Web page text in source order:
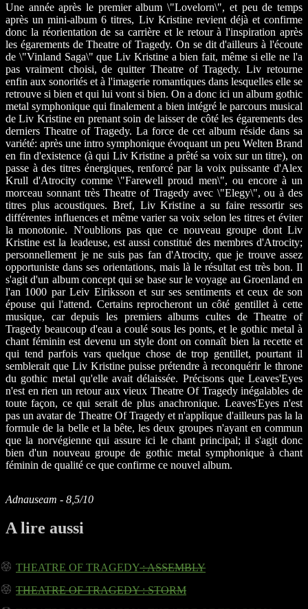
Une année après le premier album \"Lovelorn\", et peu de temps
après un mini-album 6 titres, Liv Kristine revient déjà et confirme
donc la réorientation de sa carrière et le retour à l'inspiration après
les égarements de Theatre of Tragedy. On se dit d'ailleurs à l'écoute
de \"Vinland Saga\" que Liv Kristine a bien fait, même si elle ne l'a
pas vraiment choisi, de quitter Theatre of Tragedy. Liv retourne
enfin aux sonorités et à l'imagerie romantiques dans lesquelles elle se
retrouve si bien et qui lui vont si bien. On a donc ici un album gothic
metal symphonique qui finalement a bien intégré le parcours musical
de Liv Kristine en prenant soin de laisser de côté les égarements des
derniers Theatre of Tragedy. La force de cet album réside dans sa
variété: après une intro symphonique évoquant un peu Welten Brand
en fin d'existence (à qui Liv Kristine a prêté sa voix sur un titre), on
passe à des titres énergiques, renforcé par la voix puissante d'Alex
Krull d'Atrocity comme \"Farewell proud men\", ou encore à un
morceau sonnant très Theatre of Tragedy avec \"Elegy\", ou à des
titres plus acoustiques. Bref, Liv Kristine a su faire ressortir ses
différentes influences et même varier sa voix selon les titres et éviter
la monotonie. N'oublions pas que ce nouveau groupe dont Liv
Kristine est la leadeuse, est aussi constitué des membres d'Atrocity;
personnellement je ne suis pas fan d'Atrocity, que je trouve assez
opportuniste dans ses orientations, mais là le résultat est très bon. Il
s'agit d'un album concept qui se base sur le voyage au Groenland en
l'an 1000 par Leiv Eiriksson et sur ses sentiments et ceux de son
épouse qui l'attend. Certains reprocheront un côté gentillet à cette
musique, car depuis les premiers albums cultes de Theatre of
Tragedy beaucoup d'eau a coulé sous les ponts, et le gothic metal à
chant féminin est devenu un style dont on connaît bien la recette et
qui tend parfois vars quelque chose de trop gentillet, pourtant il
semblerait que Liv Kristine puisse prétendre à reconquérir le throne
du gothic metal qu'elle avait délaissée. Précisons que Leaves'Eyes
n'est en rien un retour aux vieux Theatre Of Tragedy inégalables de
toute façon, ce qui serait de plus anachronique. Leaves'Eyes n'est
pas un avatar de Theatre Of Tragedy et n'applique d'ailleurs pas la la
formule de la belle et la bête, les deux groupes n'ayant en commun
que la norvégienne qui assure ici le chant principal; il s'agit donc
bien d'un nouveau groupe de gothic metal symphonique à chant
féminin de qualité ce que confirme ce nouvel album.
Adnauseam - 8,5/10
A lire aussi
THEATRE OF TRAGEDY: ASSEMBLY
THEATRE OF TRAGEDY: STORM